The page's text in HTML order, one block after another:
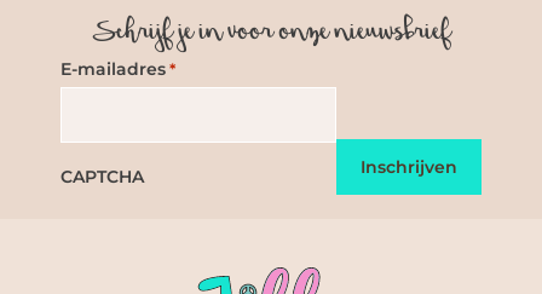
Schrijf je in voor onze nieuwsbrief
E-mailadres *
CAPTCHA